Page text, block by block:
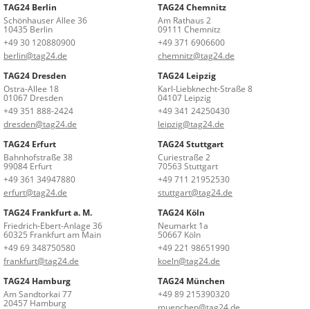
TAG24 Berlin
Schönhauser Allee 36
10435 Berlin
+49 30 120880900
berlin@tag24.de
TAG24 Chemnitz
Am Rathaus 2
09111 Chemnitz
+49 371 6906600
chemnitz@tag24.de
TAG24 Dresden
Ostra-Allee 18
01067 Dresden
+49 351 888-2424
dresden@tag24.de
TAG24 Leipzig
Karl-Liebknecht-Straße 8
04107 Leipzig
+49 341 24250430
leipzig@tag24.de
TAG24 Erfurt
Bahnhofstraße 38
99084 Erfurt
+49 361 34947880
erfurt@tag24.de
TAG24 Stuttgart
Curiestraße 2
70563 Stuttgart
+49 711 21952530
stuttgart@tag24.de
TAG24 Frankfurt a. M.
Friedrich-Ebert-Anlage 36
60325 Frankfurt am Main
+49 69 348750580
frankfurt@tag24.de
TAG24 Köln
Neumarkt 1a
50667 Köln
+49 221 98651990
koeln@tag24.de
TAG24 Hamburg
Am Sandtorkai 77
20457 Hamburg
TAG24 München
+49 89 215390320